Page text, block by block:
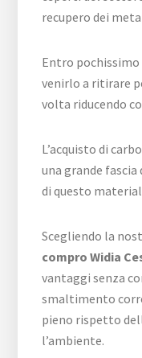
recupero dei
Entro
venirlo a ritirare
volta riducendo
L’acquisto di
una grande
di questo
Scegliendo la
compro Widia
vantaggi senza
smaltimento
pieno rispetto
l’ambiente.